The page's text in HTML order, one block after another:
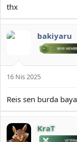
thx
bakiyaru
16 Nis 2025
Reis sen burda
KraT